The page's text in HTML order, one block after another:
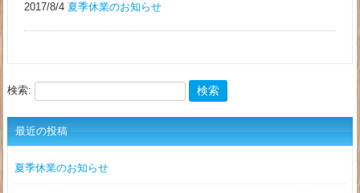
2017/8/4 夏季休業のお知らせ
検索:
最近の投稿
夏季休業のお知らせ